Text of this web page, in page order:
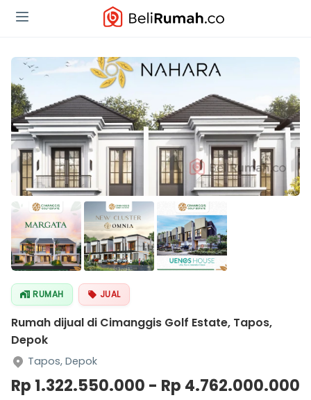
RUMAH JUAL
Rumah dijual di Cimanggis Golf Estate, Tapos,
Depok
Tapos, Depok
Rp 1.322.550.000 - Rp 4.762.000.000